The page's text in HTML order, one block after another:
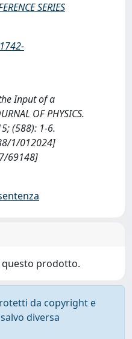
SERIES
Input of a
OF PHYSICS.
(588): 1-6.
1/012024]
69148]
questo prodotto.
da copyright e
diversa